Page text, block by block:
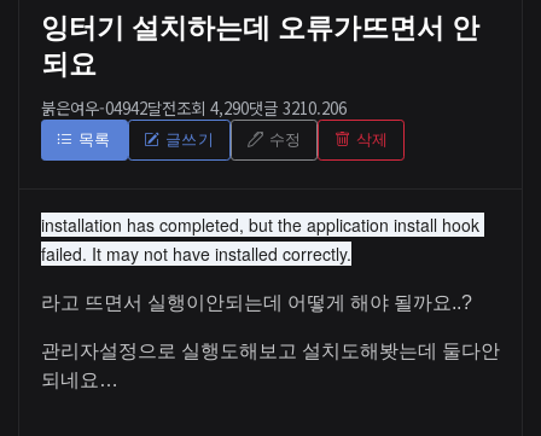
잉터기 설치하는데 오류가뜨면서 안
되요
붉은여우-04942달전조회 4,290댓글 3210.206
목록 글쓰기 수정 삭제
installation has completed, but the application install hook
failed. It may not have installed correctly.
라고 뜨면서 실행이안되는데 어떻게 해야 될까요..?
관리자설정으로 실행도해보고 설치도해봣는데 둘다안
되네요…